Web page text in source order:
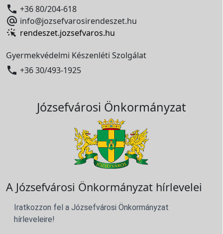
 +36 80/204-618
 info@jozsefvarosirendeszet.hu
rendeszet.jozsefvaros.hu
Gyermekvédelmi Készenléti Szolgálat
 +36 30/493-1925
Józsefvárosi Önkormányzat
A Józsefvárosi Önkormányzat hírlevelei
Iratkozzon fel a Józsefvárosi Önkormányzat
hírleveleire!